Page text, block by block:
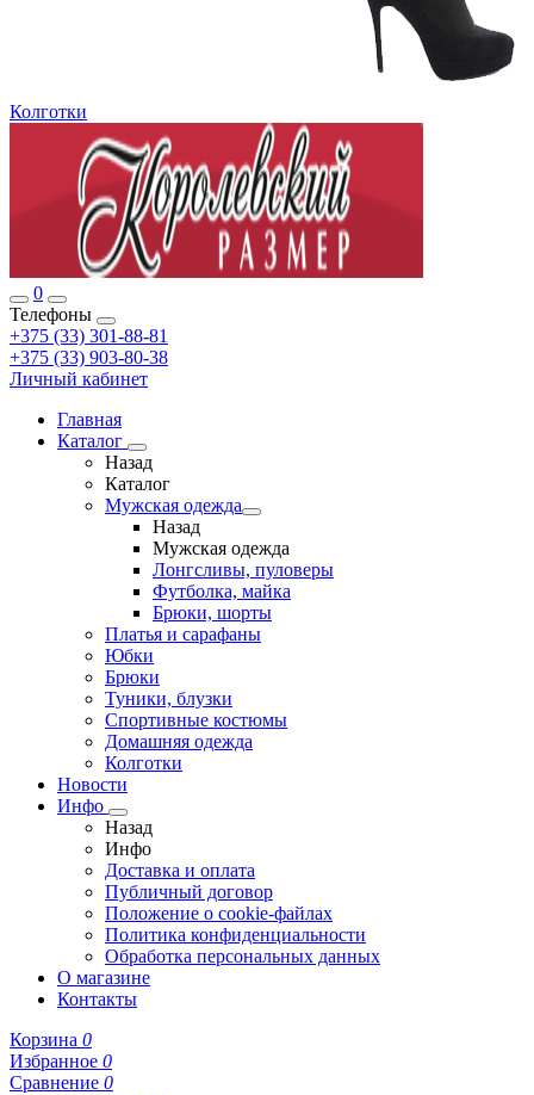
Колготки
0
Телефоны
+375 (33) 301-88-81
+375 (33) 903-80-38
Личный кабинет
Главная
Каталог
Назад
Каталог
Мужская одежда
Назад
Мужская одежда
Лонгсливы, пуловеры
Футболка, майка
Брюки, шорты
Платья и сарафаны
Юбки
Брюки
Туники, блузки
Спортивные костюмы
Домашняя одежда
Колготки
Новости
Инфо
Назад
Инфо
Доставка и оплата
Публичный договор
Положение о cookie-файлах
Политика конфиденциальности
Обработка персональных данных
О магазине
Контакты
Корзина 0
Избранное 0
Сравнение 0